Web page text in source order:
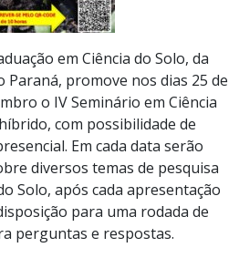
em Ciência do Solo, da
Paraná, promove nos dias 25 de
o IV Seminário em Ciência
com possibilidade de
Em cada data serão
diversos temas de pesquisa
Solo, após cada apresentação
para uma rodada de
perguntas e respostas.